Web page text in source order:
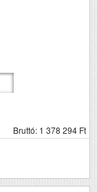
Bruttó: 1 378 294 Ft